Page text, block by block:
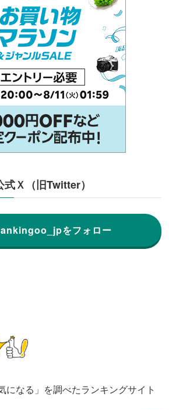
Ｘ（旧Twitter）
をフォロー
になる」を調べたランキングサイト